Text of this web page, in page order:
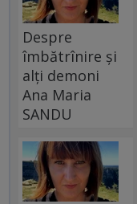
Despre
îmbătrînire și
alți demoni
Ana Maria
SANDU